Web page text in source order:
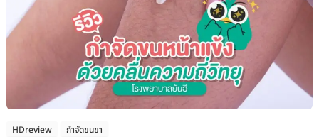
HDreview กำจัดขนขา